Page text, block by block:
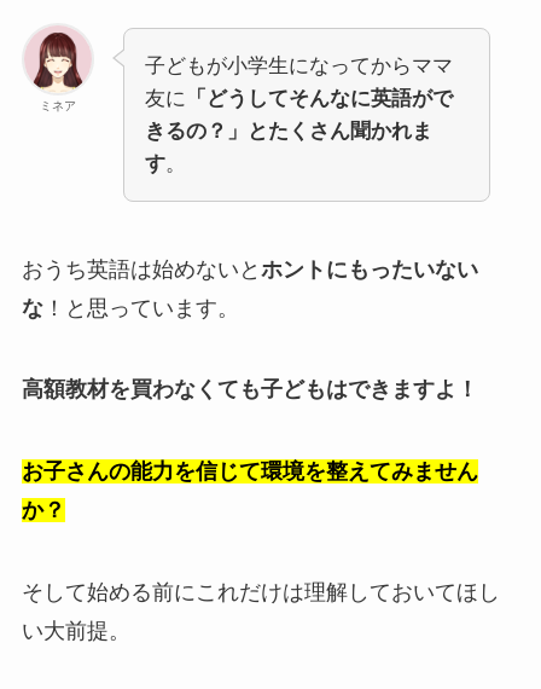
ミネア
子どもが小学生になってからママ
友に
「どうしてそんなに英語がで
きるの？」とたくさん聞かれま
す。
おうち英語は始めないと ホントにもったいない
な！と思っています。
高額教材を買わなくても子どもはできますよ！
お子さんの能力を信じて環境を整えてみません
か？
そして始める前にこれだけは理解しておいてほし
い大前提。